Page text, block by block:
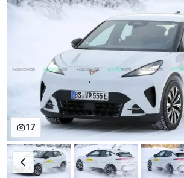
17